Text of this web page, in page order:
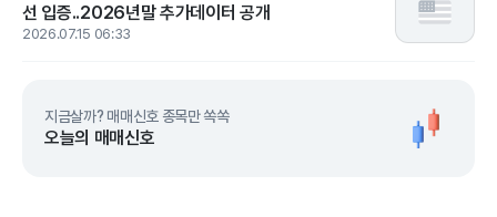
선 입증..2026년말 추가데이터 공개
2026.07.15 06:33
지금살까? 매매신호 종목만 쏙쏙
오늘의 매매신호